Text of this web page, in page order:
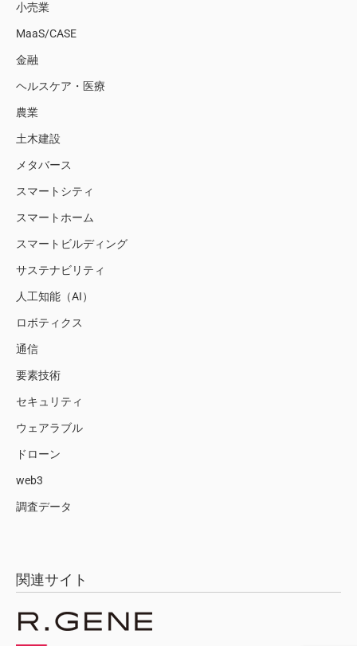
小売業
MaaS/CASE
金融
ヘルスケア・医療
農業
土木建設
メタバース
スマートシティ
スマートホーム
スマートビルディング
サステナビリティ
人工知能（AI）
ロボティクス
通信
要素技術
セキュリティ
ウェアラブル
ドローン
web3
調査データ
関連サイト